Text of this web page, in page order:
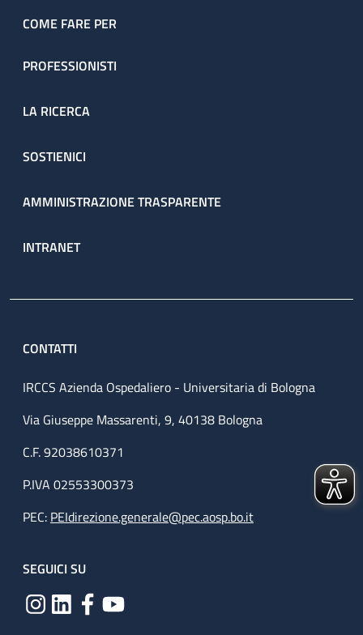
COME FARE PER
PROFESSIONISTI
LA RICERCA
SOSTIENICI
AMMINISTRAZIONE TRASPARENTE
INTRANET
CONTATTI
IRCCS Azienda Ospedaliero - Universitaria di Bologna
Via Giuseppe Massarenti, 9, 40138 Bologna
C.F. 92038610371
P.IVA 02553300373
PEC: PEIdirezione.generale@pec.aosp.bo.it
SEGUICI SU